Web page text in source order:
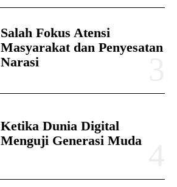
Salah Fokus Atensi
Masyarakat dan Penyesatan
Narasi
Ketika Dunia Digital
Menguji Generasi Muda